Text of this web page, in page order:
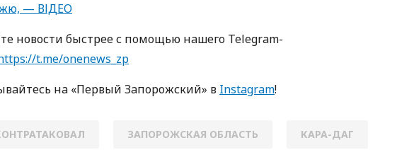
— ВІДЕО
новости быстрее с пoмoщью нaшегo Telegram-
t.me/onenews_zp
нa «Первый Зaпoрoжский» в Instagram!
ЗАПОРОЖСКАЯ ОБЛАСТЬ КАРА-ДАГ